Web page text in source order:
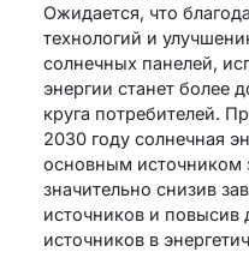
Ожидается, что
технологий и
солнечных панелей,
энергии станет более
круга потребителей.
2030 году солнечная
основным источником
значительно снизив
источников и
источников в